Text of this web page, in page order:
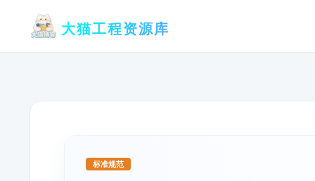
大猫工程资源库
标准规范